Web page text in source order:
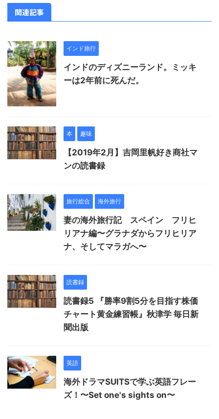
関連記事
インド旅行
インドのディズニーランド。ミッキ
ーは2年前に死んだ。
本 趣味
【2019年2月】吉岡里帆好き商社マ
ンの読書録
旅行総合 海外旅行
妻の海外旅行記 スペイン フリヒ
リアナ編〜グラナダからフリヒリア
ナ、そしてマラガへ〜
読書録
読書録5 『勝率9割5分を目指す株価
チャート黄金練習帳』秋津学 毎日新
聞出版
英語
海外ドラマSUITSで学ぶ英語フレー
ズ！〜Set one's sights on〜